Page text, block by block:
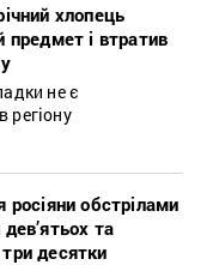
хлопець
предмет і втратив
не є
регіону
росіяни обстрілами
та
десятки